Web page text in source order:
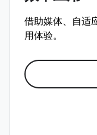
借助媒体、自适
用体验。